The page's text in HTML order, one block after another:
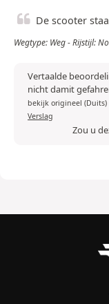
De scooter
Wegtype: Weg - Rijstijl:
Vertaalde
nicht damit
bekijk origineel (Duits)
Verslag
Zou u